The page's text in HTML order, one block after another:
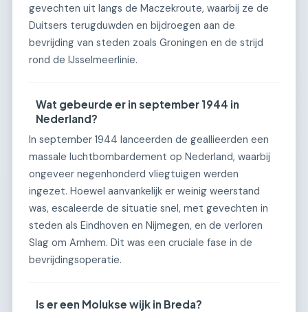
gevechten uit langs de Maczekroute, waarbij ze de
Duitsers terugduwden en bijdroegen aan de
bevrijding van steden zoals Groningen en de strijd
rond de IJsselmeerlinie.
Wat gebeurde er in september 1944 in
Nederland?
In september 1944 lanceerden de geallieerden een
massale luchtbombardement op Nederland, waarbij
ongeveer negenhonderd vliegtuigen werden
ingezet. Hoewel aanvankelijk er weinig weerstand
was, escaleerde de situatie snel, met gevechten in
steden als Eindhoven en Nijmegen, en de verloren
Slag om Arnhem. Dit was een cruciale fase in de
bevrijdingsoperatie.
Is er een Molukse wijk in Breda?